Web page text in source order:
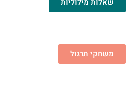
שאלות מילוליות
משחקי תרגול